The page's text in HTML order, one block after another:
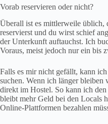
Vorab reservieren oder nicht?
Überall ist es mittlerweile üblich,
reservierst und du wirst schief
der Unterkunft auftauchst. Ich
Voraus, meist jedoch nur ein bis
Falls es mir nicht gefällt, kann
suchen. Wenn ich länger bleiben
direkt im Hostel. So kann ich
bleibt mehr Geld bei den Locals
Online-Plattformen bezahlen